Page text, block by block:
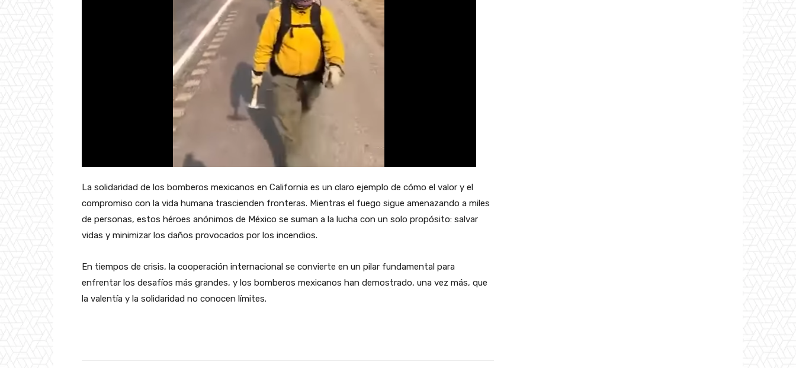
La solidaridad de los bomberos mexicanos en California es un claro ejemplo de cómo el valor y el
compromiso con la vida humana trascienden fronteras. Mientras el fuego sigue amenazando a miles
de personas, estos héroes anónimos de México se suman a la lucha con un solo propósito: salvar
vidas y minimizar los daños provocados por los incendios.
En tiempos de crisis, la cooperación internacional se convierte en un pilar fundamental para
enfrentar los desafíos más grandes, y los bomberos mexicanos han demostrado, una vez más, que
la valentía y la solidaridad no conocen límites.